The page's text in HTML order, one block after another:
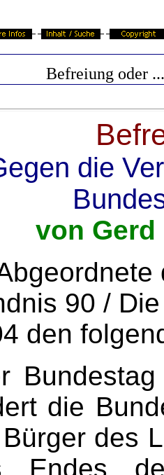
Befreiung oder ...
die
von Gerd
90 /
den
die
des
Endes